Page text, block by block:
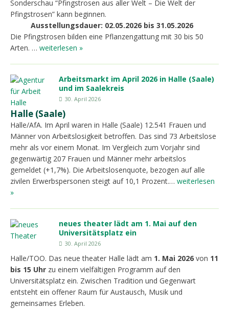
Sonderschau “Pfingstrosen aus aller Welt – Die Welt der
Pfingstrosen” kann beginnen.
Ausstellungsdauer: 02.05.2026 bis 31.05.2026
Die Pfingstrosen bilden eine Pflanzengattung mit 30 bis 50
Arten. … weiterlesen »
Arbeitsmarkt im April 2026 in Halle (Saale)
und im Saalekreis
30. April 2026
Halle (Saale)
Halle/AfA. Im April waren in Halle (Saale) 12.541 Frauen und
Männer von Arbeitslosigkeit betroffen. Das sind 73 Arbeitslose
mehr als vor einem Monat. Im Vergleich zum Vorjahr sind
gegenwärtig 207 Frauen und Männer mehr arbeitslos
gemeldet (+1,7%). Die Arbeitslosenquote, bezogen auf alle
zivilen Erwerbspersonen steigt auf 10,1 Prozent.… weiterlesen
»
neues theater lädt am 1. Mai auf den
Universitätsplatz ein
30. April 2026
Halle/TOO. Das neue theater Halle lädt am 1. Mai 2026 von 11
bis 15 Uhr zu einem vielfältigen Programm auf den
Universitätsplatz ein. Zwischen Tradition und Gegenwart
entsteht ein offener Raum für Austausch, Musik und
gemeinsames Erleben.